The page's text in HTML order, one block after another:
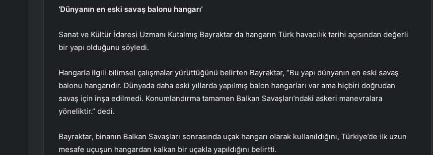
‘Dünyanın en eski savaş balonu hangarı’
Sanat ve Kültür İdaresi Uzmanı Kutalmış Bayraktar da hangarın Türk havacılık tarihi açısından değerli
bir yapı olduğunu söyledi.
Hangarla ilgili bilimsel çalışmalar yürüttüğünü belirten Bayraktar, “Bu yapı dünyanın en eski savaş
balonu hangarıdır. Dünyada daha eski yıllarda yapılmış balon hangarları var ama hiçbiri doğrudan
savaş için inşa edilmedi. Konumlandırma tamamen Balkan Savaşları’ndaki askeri manevralara
yöneliktir.” dedi.
Bayraktar, binanın Balkan Savaşları sonrasında uçak hangarı olarak kullanıldığını, Türkiye’de ilk uzun
mesafe uçuşun hangardan kalkan bir uçakla yapıldığını belirtti.